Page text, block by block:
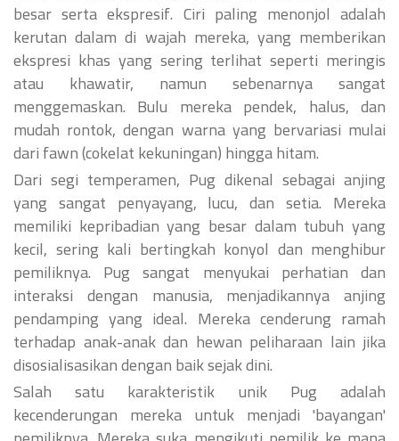
besar serta ekspresif. Ciri paling menonjol adalah
kerutan dalam di wajah mereka, yang memberikan
ekspresi khas yang sering terlihat seperti meringis
atau khawatir, namun sebenarnya sangat
menggemaskan. Bulu mereka pendek, halus, dan
mudah rontok, dengan warna yang bervariasi mulai
dari fawn (cokelat kekuningan) hingga hitam.
Dari segi temperamen, Pug dikenal sebagai anjing
yang sangat penyayang, lucu, dan setia. Mereka
memiliki kepribadian yang besar dalam tubuh yang
kecil, sering kali bertingkah konyol dan menghibur
pemiliknya. Pug sangat menyukai perhatian dan
interaksi dengan manusia, menjadikannya anjing
pendamping yang ideal. Mereka cenderung ramah
terhadap anak-anak dan hewan peliharaan lain jika
disosialisasikan dengan baik sejak dini.
Salah satu karakteristik unik Pug adalah
kecenderungan mereka untuk menjadi 'bayangan'